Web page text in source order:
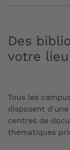
Des
votre
Tous les
disposent
centres de
thématiques